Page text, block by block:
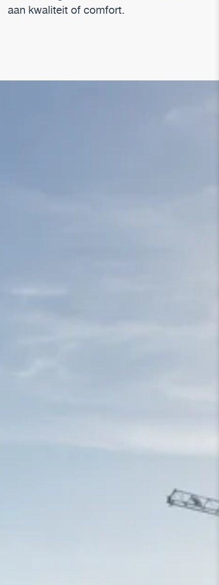
aan kwaliteit of comfort.